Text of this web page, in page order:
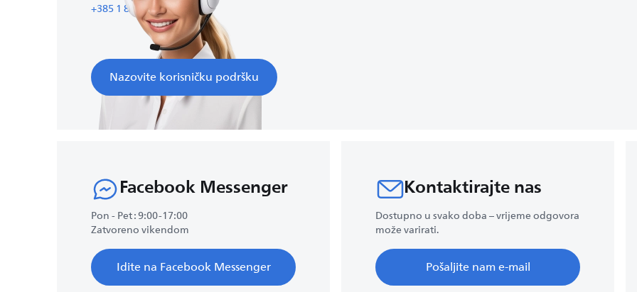
+385 1 88 48 774
Nazovite korisničku podršku
Facebook Messenger
Pon - Pet : 9:00-17:00
Zatvoreno vikendom
Idite na Facebook Messenger
Kontaktirajte nas
Dostupno u svako doba – vrijeme odgovora
može varirati.
Pošaljite nam e-mail